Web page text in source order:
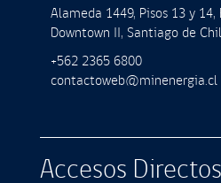
Alameda 1449, Pisos 13 y
Downtown II, Santiago de
+562 2365 6800
contactoweb@minenergia.cl
Accesos Directos